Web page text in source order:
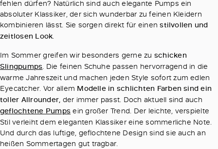
fehlen dürfen? Natürlich sind auch elegante Pumps ein
absoluter Klassiker, der sich wunderbar zu feinen Kleidern
kombinieren lässt. Sie sorgen direkt für einenstilvollen und
zeitlosen Look.
Im Sommer greifen wir besonders gerne zu schicken
Slingpumps. Die feinen Schuhe passen hervorragend in die
warme Jahreszeit und machen jeden Style sofort zum edlen
Eyecatcher. Vor allem Modelle in schlichten Farben sind ein
toller Allrounder, der immer passt. Doch aktuell sind auch
geflochtene Pumps ein großer Trend. Der leichte, verspielte
Stil verleiht dem eleganten Klassiker eine sommerliche Note.
Und durch das luftige, geflochtene Design sind sie auch an
heißen Sommertagen gut tragbar.